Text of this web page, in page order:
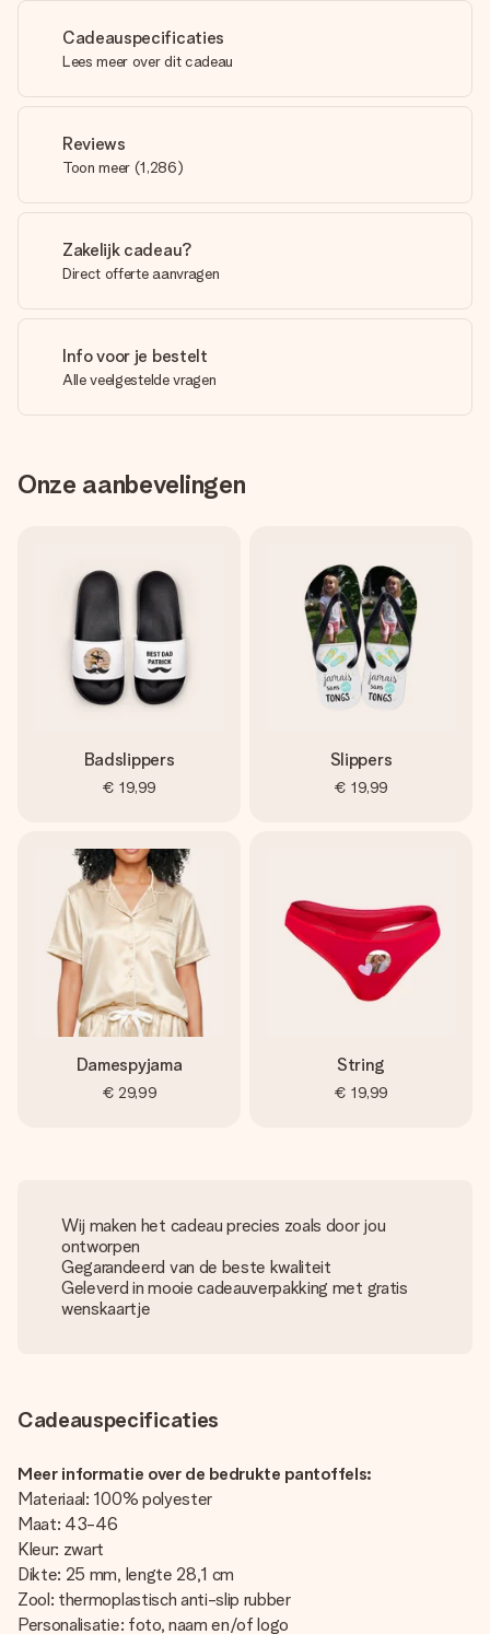
Cadeauspecificaties
Lees meer over dit cadeau
Reviews
Toon meer (1,286)
Zakelijk cadeau?
Direct offerte aanvragen
Info voor je bestelt
Alle veelgestelde vragen
Onze aanbevelingen
Badslippers
€ 19,99
Slippers
€ 19,99
Damespyjama
€ 29,99
String
€ 19,99
Wij maken het cadeau precies zoals door jou
ontworpen
Gegarandeerd van de beste kwaliteit
Geleverd in mooie cadeauverpakking met gratis
wenskaartje
Cadeauspecificaties
Meer informatie over de bedrukte pantoffels:
Materiaal: 100% polyester
Maat: 43-46
Kleur: zwart
Dikte: 25 mm, lengte 28,1 cm
Zool: thermoplastisch anti-slip rubber
Personalisatie: foto, naam en/of logo